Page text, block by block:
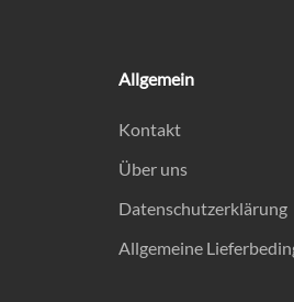
Allgemein
Kontakt
Über uns
Datenschutzerklärung
Allgemeine